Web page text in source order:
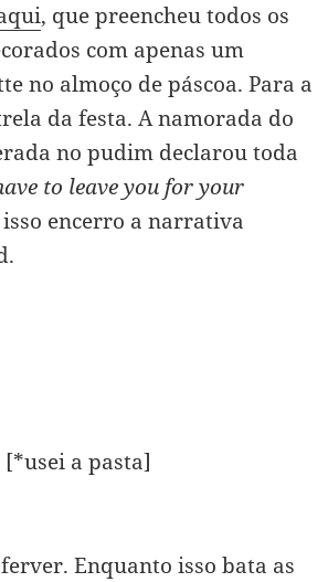
, que preencheu todos os
com apenas um
no almoço de páscoa. Para a
da festa. A namorada do
no pudim declarou toda
to leave you for your
isso encerro a narrativa
a pasta]
Enquanto isso bata as